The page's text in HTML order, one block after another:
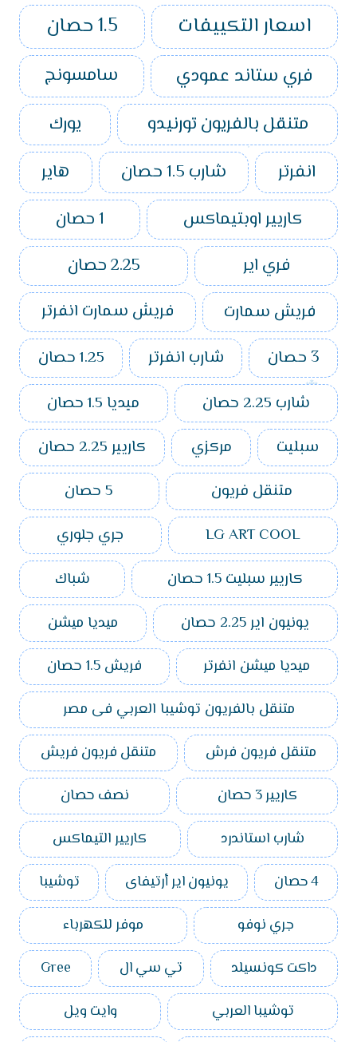
اسعار التكييفات 1.5 حصان
فري ستاند عمودي
سامسونج
متنقل بالفريون تورنيدو
يورك
انفرتر
شارب 1.5 حصان
هاير
كاريير اوبتيماكس
1 حصان
فري اير
2.25 حصان
فريش سمارت
فريش سمارت انفرتر
3 حصان
شارب انفرتر 1.25 حصان
شارب 2.25 حصان ميديا 1.5 حصان
سبليت مركزي
كاريير 2.25 حصان
متنقل فريون
5 حصان
LG ART COOL
جري جلوري
كاريير سبليت 1.5 حصان
شباك
يونيون اير 2.25 حصان
ميديا ميشن
ميديا ميشن انفرتر
فريش 1.5 حصان
متنقل بالفريون توشيبا العربي فى مصر
متنقل فريون فرش
متنقل فريون فريش
كاريير 3 حصان
نصف حصان
شارب استاندرد
كاريير التيماكس
4 حصان
يونيون اير أرتيفاى
توشيبا
جري نوفو
موفر للكهرباء
داكت كونسيلد
تي سي ال
Gree
توشيبا العربي
وايت ويل